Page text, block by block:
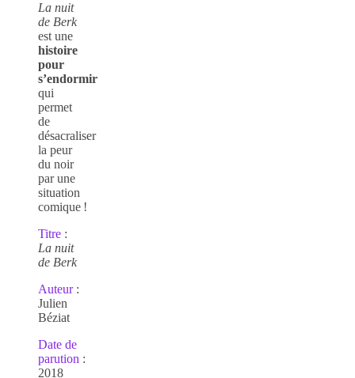
La nuit
de Berk
est une
histoire
pour
s’endormir
qui
permet
de
désacraliser
la peur
du noir
par une
situation
comique !
Titre :
La nuit
de Berk
Auteur :
Julien
Béziat
Date de
parution :
2018